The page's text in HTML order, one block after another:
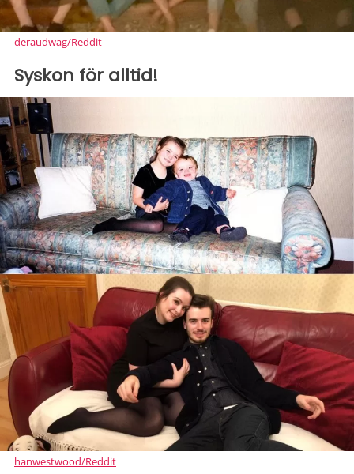
deraudwag/Reddit
Syskon för alltid!
hanwestwood/Reddit